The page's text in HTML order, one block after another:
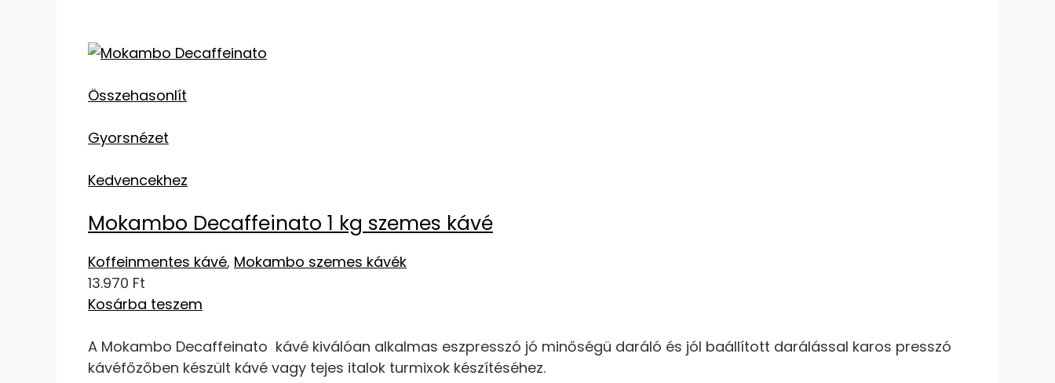
Összehasonlít
Gyorsnézet
Kedvencekhez
Mokambo Decaffeinato 1 kg szemes kávé
Koffeinmentes kávé, Mokambo szemes kávék
13.970 Ft
Kosárba teszem
A Mokambo Decaffeinato kávé kiválóan alkalmas eszpresszó jó minőségü daráló és jól baállított darálással karos presszó
kávéfőzőben készült kávé vagy tejes italok turmixok készítéséhez.